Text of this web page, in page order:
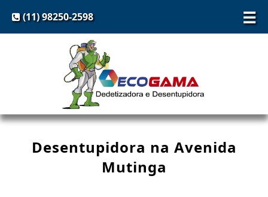
☰
(11) 98250-2598
Desentupidora na Avenida
Mutinga